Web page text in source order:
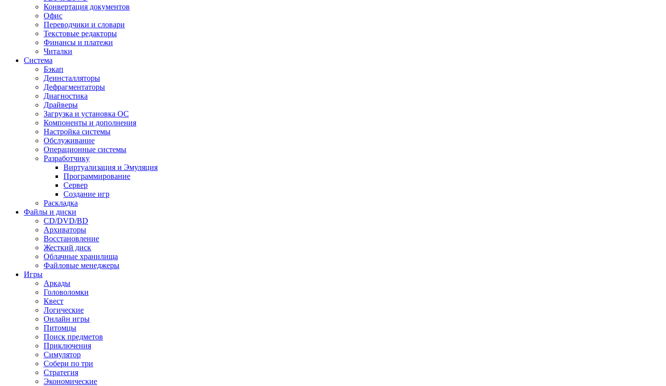
Конвертация документов
Офис
Переводчики и словари
Текстовые редакторы
Финансы и платежи
Читалки
Система
Бэкап
Деинсталляторы
Дефрагментаторы
Диагностика
Драйверы
Загрузка и установка ОС
Компоненты и дополнения
Настройка системы
Обслуживание
Операционные системы
Разработчику
Виртуализация и Эмуляция
Программирование
Сервер
Создание игр
Раскладка
Файлы и диски
CD/DVD/BD
Архиваторы
Восстановление
Жесткий диск
Облачные хранилища
Файловые менеджеры
Игры
Аркады
Головоломки
Квест
Логические
Онлайн игры
Питомцы
Поиск предметов
Приключения
Симулятор
Собери по три
Стратегия
Экономические